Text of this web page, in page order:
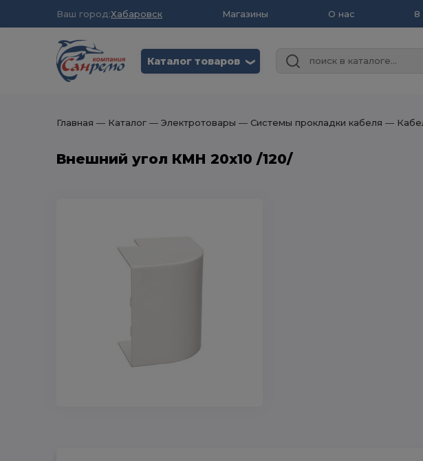
Ваш город:Хабаровск Магазины О нас 8
Каталог товаров ❮
Главная ― Каталог ― Электротовары ― Системы прокладки кабеля ―
Внешний угол КМН 20х10 /120/